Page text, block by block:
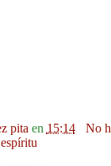
pita en 15:14
No
espíritu